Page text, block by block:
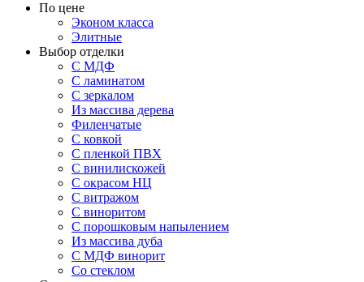
По цене
Эконом класса
Элитные
Выбор отделки
С МДФ
С ламинатом
С зеркалом
Из массива дерева
Филенчатые
С ковкой
С пленкой ПВХ
С винилискожей
С окрасом НЦ
С витражом
С виноритом
С порошковым напылением
Из массива дуба
С МДФ винорит
Со стеклом